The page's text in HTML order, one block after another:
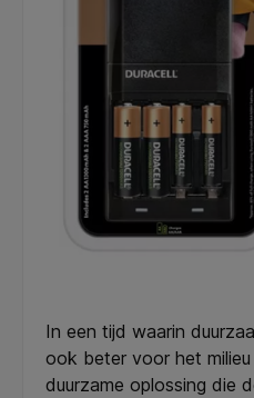
In een tijd waarin
ook beter voor het
duurzame oplossing die